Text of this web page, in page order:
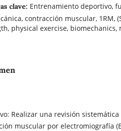
clave: Entrenamiento deportivo,
contracción muscular, 1RM,
physical exercise, biomechanics,
Realizar una revisión
muscular por electromiografía